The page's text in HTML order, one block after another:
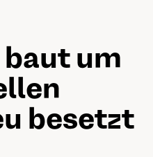
baut um
besetzt